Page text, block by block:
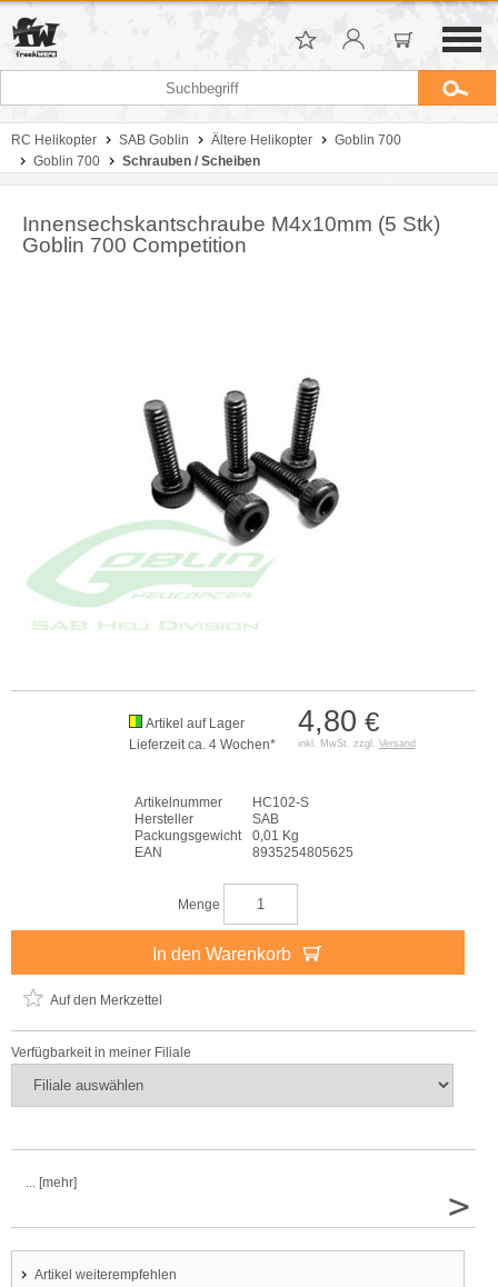
RC Helikopter SAB Goblin Ältere Helikopter
Goblin 700
Goblin 700
Schrauben / Scheiben
Innensechskantschraube M4x10mm (5 Stk)
Goblin 700 Competition
4,80 €
inkl. MwSt. zzgl. Versand
Artikel auf Lager
Lieferzeit ca. 4 Wochen*
Artikelnummer
HC102-S
Hersteller
SAB
Packungsgewicht
0,01 Kg
EAN
8935254805625
Menge
In den Warenkorb
Auf den Merkzettel
Verfügbarkeit in meiner Filiale
... [mehr]
>
Artikel weiterempfehlen